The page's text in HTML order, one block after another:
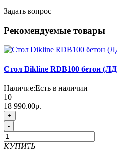
Задать вопрос
Рекомендуемые товары
Стол Dikline RDB100 бетон
Наличие:Есть в наличии
10
18 990.00р.
+
-
КУПИТЬ